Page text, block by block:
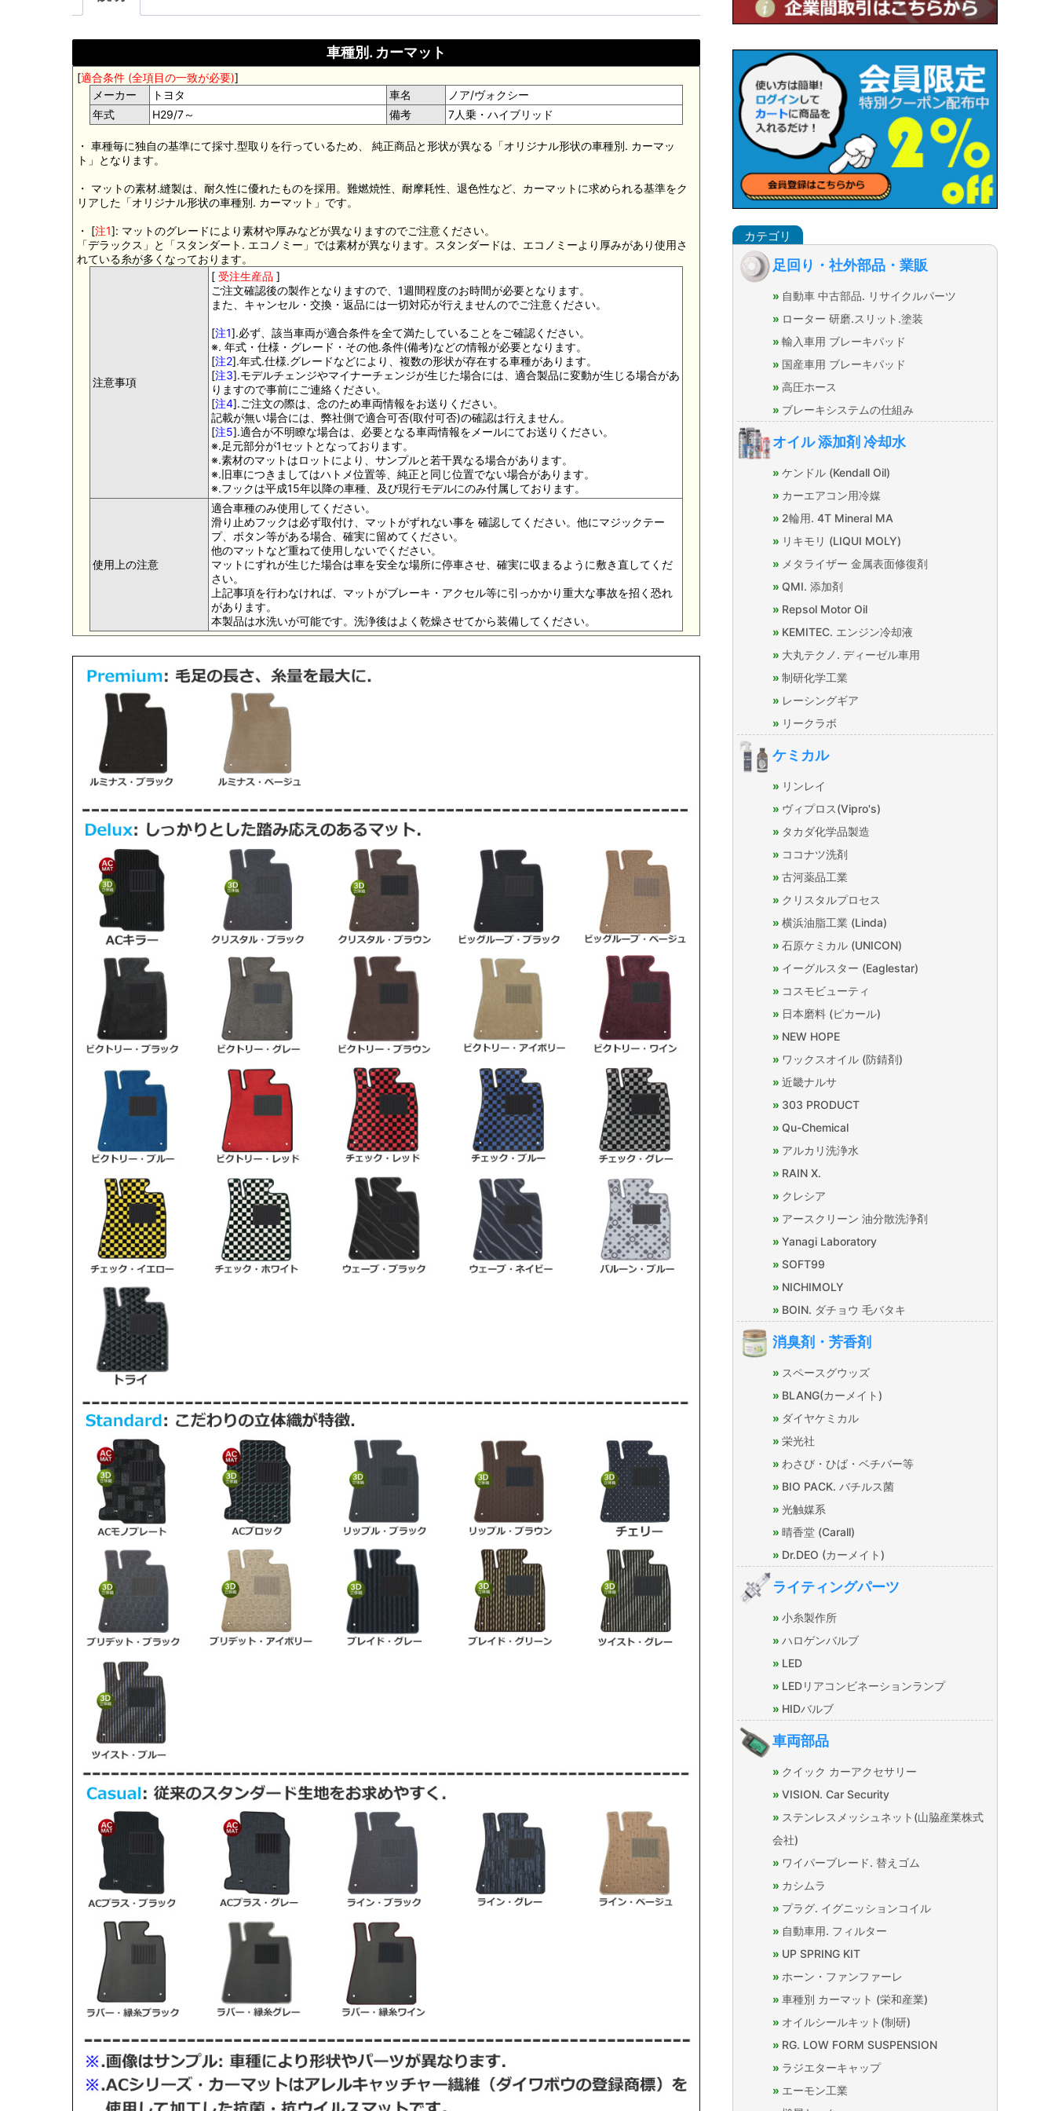
車種別. カーマット
[適合条件 (全項目の一致が必要)]
メーカー
トヨタ 車名
ノア/ヴォクシー
年式
H29/7～ 備考 7人乗・ハイブリッド
・ 車種毎に独自の基準にて採寸.型取りを行っているため、 純正商品と形状が異なる「オリジナル形状の車種別. カーマッ
ト」となります。
・ マットの素材.縫製は、耐久性に優れたものを採用。難燃焼性、耐摩耗性、退色性など、カーマットに求められる基準をク
リアした「オリジナル形状の車種別. カーマット」です。
・ [注1]: マットのグレードにより素材や厚みなどが異なりますのでご注意ください。
「デラックス」と「スタンダート. エコノミー」では素材が異なります。スタンダードは、エコノミーより厚みがあり使用さ
れている糸が多くなっております。
注意事項
[ 受注生産品 ]
ご注文確認後の製作となりますので、1週間程度のお時間が必要となります。
また、キャンセル・交換・返品には一切対応が行えませんのでご注意ください。
[注1].必ず、該当車両が適合条件を全て満たしていることをご確認ください。
※. 年式・仕様・グレード・その他.条件(備考)などの情報が必要となります。
[注2].年式.仕様.グレードなどにより、複数の形状が存在する車種があります。
[注3].モデルチェンジやマイナーチェンジが生じた場合には、適合製品に変動が生じる場合があ
りますので事前にご連絡ください。
[注4].ご注文の際は、念のため車両情報をお送りください。
記載が無い場合には、弊社側で適合可否(取付可否)の確認は行えません。
[注5].適合が不明瞭な場合は、必要となる車両情報をメールにてお送りください。
※.足元部分が1セットとなっております。
※.素材のマットはロットにより、サンプルと若干異なる場合があります。
※.旧車につきましてはハトメ位置等、純正と同じ位置でない場合があります。
※.フックは平成15年以降の車種、及び現行モデルにのみ付属しております。
使用上の注意
適合車種のみ使用してください。
滑り止めフックは必ず取付け、マットがずれない事を 確認してください。他にマジックテー
プ、ボタン等がある場合、確実に留めてください。
他のマットなど重ねて使用しないでください。
マットにずれが生じた場合は車を安全な場所に停車させ、確実に収まるように敷き直してくだ
さい。
上記事項を行わなければ、マットがブレーキ・アクセル等に引っかかり重大な事故を招く恐れ
があります。
本製品は水洗いが可能です。洗浄後はよく乾燥させてから装備してください。
足回り・社外部品・業販
自動車 中古部品. リサイクルパーツ
ローター 研磨.スリット.塗装
輸入車用 ブレーキパッド
国産車用 ブレーキパッド
高圧ホース
ブレーキシステムの仕組み
オイル 添加剤 冷却水
ケンドル (Kendall Oil)
カーエアコン用冷媒
2輪用. 4T Mineral MA
リキモリ (LIQUI MOLY)
メタライザー 金属表面修復剤
QMI. 添加剤
Repsol Motor Oil
KEMITEC. エンジン冷却液
大丸テクノ. ディーゼル車用
制研化学工業
レーシングギア
リークラボ
ケミカル
リンレイ
ヴィプロス(Vipro's)
タカダ化学品製造
ココナツ洗剤
古河薬品工業
クリスタルプロセス
横浜油脂工業 (Linda)
石原ケミカル (UNICON)
イーグルスター (Eaglestar)
コスモビューティ
日本磨料 (ピカール)
NEW HOPE
ワックスオイル (防錆剤)
近畿ナルサ
303 PRODUCT
Qu-Chemical
アルカリ洗浄水
RAIN X.
クレシア
アースクリーン 油分散洗浄剤
Yanagi Laboratory
SOFT99
NICHIMOLY
BOIN. ダチョウ 毛バタキ
消臭剤・芳香剤
スペースグウッズ
BLANG(カーメイト)
ダイヤケミカル
栄光社
わさび・ひば・ベチバー等
BIO PACK. バチルス菌
光触媒系
晴香堂 (Carall)
Dr.DEO (カーメイト)
ライティングパーツ
小糸製作所
ハロゲンバルブ
LED
LEDリアコンビネーションランプ
HIDバルブ
車両部品
クイック カーアクセサリー
VISION. Car Security
ステンレスメッシュネット(山脇産業株式
会社)
ワイパーブレード. 替えゴム
カシムラ
プラグ. イグニッションコイル
自動車用. フィルター
UP SPRING KIT
ホーン・ファンファーレ
車種別 カーマット (栄和産業)
オイルシールキット(制研)
RG. LOW FORM SUSPENSION
ラジエターキャップ
エーモン工業